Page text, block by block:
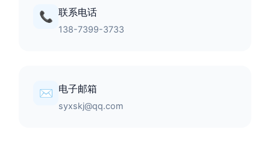
📞 联系电话
138-7399-3733
✉️ 电子邮箱
syxskj@qq.com